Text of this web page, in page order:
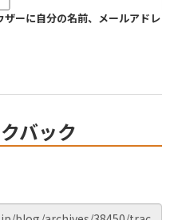
ーに自分の名前、メールアドレ
バック